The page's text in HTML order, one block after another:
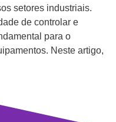
setores industriais.
de controlar e
para o
Neste artigo,